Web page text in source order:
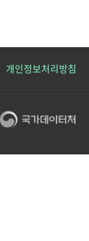
개인정보처리방침